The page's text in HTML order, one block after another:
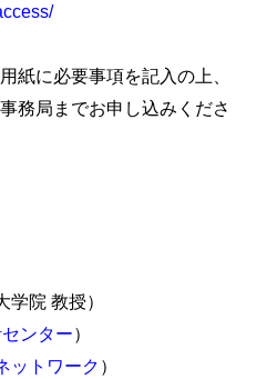
紙に必要事項を記入の上、
務局までお申し込みくださ
学院 教授）
ンター）
ットワーク ）